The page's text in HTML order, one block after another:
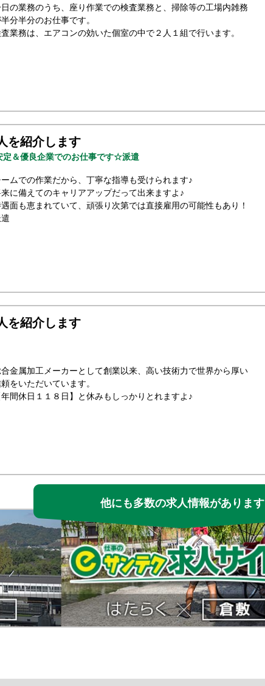
の業務のうち、座り作業での検査業務と、掃除等の工場内雑務
分半分のお仕事です。
業務は、エアコンの効いた個室の中で２人１組で行います。
を紹介します
定＆優良企業でのお仕事です☆派遣
ムでの作業だから、丁寧な指導も受けられます♪
に備えてのキャリアアップだって出来ますよ♪
面も恵まれていて、頑張り次第では直接雇用の可能性もあり！
を紹介します
金属加工メーカーとして創業以来、高い技術力で世界から厚い
をいただいています。
年間休日１１８日】と休みもしっかりとれますよ♪
他にも多数の求人情報があります